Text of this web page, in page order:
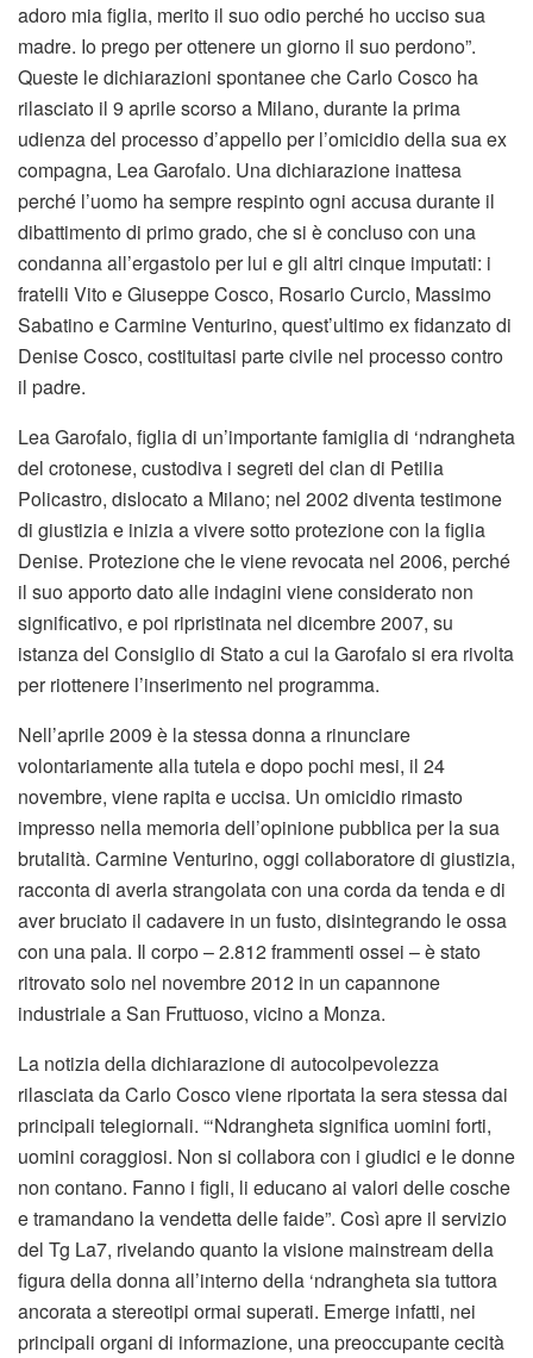
adoro mia figlia, merito il suo odio perché ho ucciso sua
madre. Io prego per ottenere un giorno il suo perdono”.
Queste le dichiarazioni spontanee che Carlo Cosco ha
rilasciato il 9 aprile scorso a Milano, durante la prima
udienza del processo d’appello per l’omicidio della sua ex
compagna, Lea Garofalo. Una dichiarazione inattesa
perché l’uomo ha sempre respinto ogni accusa durante il
dibattimento di primo grado, che si è concluso con una
condanna all’ergastolo per lui e gli altri cinque imputati: i
fratelli Vito e Giuseppe Cosco, Rosario Curcio, Massimo
Sabatino e Carmine Venturino, quest’ultimo ex fidanzato di
Denise Cosco, costituitasi parte civile nel processo contro
il padre.
Lea Garofalo, figlia di un’importante famiglia di ‘ndrangheta
del crotonese, custodiva i segreti del clan di Petilia
Policastro, dislocato a Milano; nel 2002 diventa testimone
di giustizia e inizia a vivere sotto protezione con la figlia
Denise. Protezione che le viene revocata nel 2006, perché
il suo apporto dato alle indagini viene considerato non
significativo, e poi ripristinata nel dicembre 2007, su
istanza del Consiglio di Stato a cui la Garofalo si era rivolta
per riottenere l’inserimento nel programma.
Nell’aprile 2009 è la stessa donna a rinunciare
volontariamente alla tutela e dopo pochi mesi, il 24
novembre, viene rapita e uccisa. Un omicidio rimasto
impresso nella memoria dell’opinione pubblica per la sua
brutalità. Carmine Venturino, oggi collaboratore di giustizia,
racconta di averla strangolata con una corda da tenda e di
aver bruciato il cadavere in un fusto, disintegrando le ossa
con una pala. Il corpo – 2.812 frammenti ossei – è stato
ritrovato solo nel novembre 2012 in un capannone
industriale a San Fruttuoso, vicino a Monza.
La notizia della dichiarazione di autocolpevolezza
rilasciata da Carlo Cosco viene riportata la sera stessa dai
principali telegiornali. “‘Ndrangheta significa uomini forti,
uomini coraggiosi. Non si collabora con i giudici e le donne
non contano. Fanno i figli, li educano ai valori delle cosche
e tramandano la vendetta delle faide”. Così apre il servizio
del Tg La7, rivelando quanto la visione mainstream della
figura della donna all’interno della ‘ndrangheta sia tuttora
ancorata a stereotipi ormai superati. Emerge infatti, nei
principali organi di informazione, una preoccupante cecità